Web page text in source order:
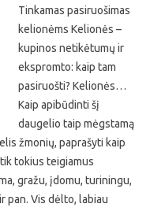
Tinkamas pasiruošimas
kelionėms Kelionės –
kupinos netikėtumų ir
ekspromto: kaip tam
pasiruošti? Kelionės…
Kaip apibūdinti šį
daugelio taip mėgstamą
žmonių, paprašyti kaip
tokius teigiamus
gražu, įdomu, turiningu,
pan. Vis dėlto, labiau